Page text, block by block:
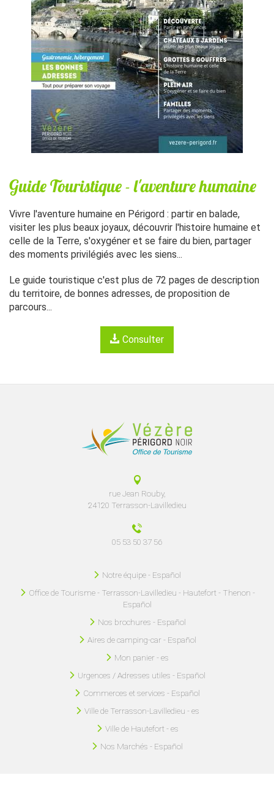
Guide Touristique - l'aventure humaine
Vivre l'aventure humaine en Périgord : partir en balade,
visiter les plus beaux joyaux, découvrir l'histoire humaine et
celle de la Terre, s'oxygéner et se faire du bien, partager
des moments privilégiés avec les siens...
Le guide touristique c'est plus de 72 pages de description
du territoire, de bonnes adresses, de proposition de
parcours...
Consulter
rue Jean Rouby,
24120 Terrasson-Lavilledieu
05 53 50 37 56
Notre équipe - Español
Office de Tourisme - Terrasson-Lavilledieu - Hautefort - Thenon -
Español
Nos brochures - Español
Aires de camping-car - Español
Mon panier - es
Urgences / Adresses utiles - Español
Commerces et services - Español
Ville de Terrasson-Lavilledieu - es
Ville de Hautefort - es
Nos Marchés - Español